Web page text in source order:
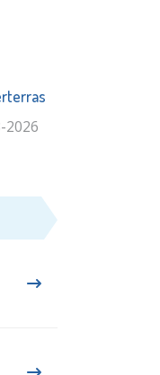
2026